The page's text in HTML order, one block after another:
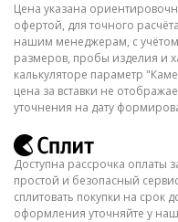
Цена указана
офертой, для точного
нашим менеджерам, с
размеров, пробы изделия и
калькуляторе параметр
цена за вставки не
уточнения на дату
Доступна рассрочка оплаты
простой и безопасный
сплитовать покупки на срок
оформления уточняйте у